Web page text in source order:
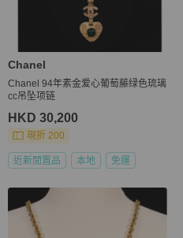
Chanel
Chanel 94年素金爱心葡萄藤绿色琉璃
cc吊坠项链
HKD 30,200
現折 200
近新閒置品 本地 免運